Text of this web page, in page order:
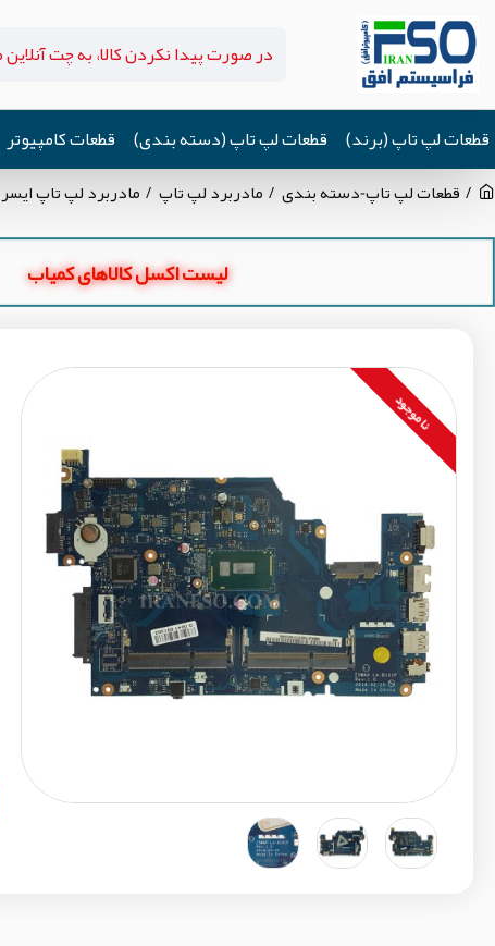
قطعات لپ تاپ (برند) قطعات لپ تاپ (دسته بندی) قطعات کامپیوتر
قطعات لپ تاپ-دسته بندی مادربرد لپ تاپ مادربرد لپ تاپ ایسر Aspire E5-571_V3-572_CPU-I5-5_Z5WAH_LA-B161P گرافیک اینتلی
لیست اکسل کالاهای کمیاب
نا موجود